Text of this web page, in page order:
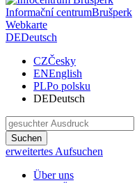
Informační centrumBrušperk
Webkarte
DEDeutsch
CZČesky
ENEnglish
PLPo polsku
DEDeutsch
Suchen
erweitertes Aufsuchen
Über uns